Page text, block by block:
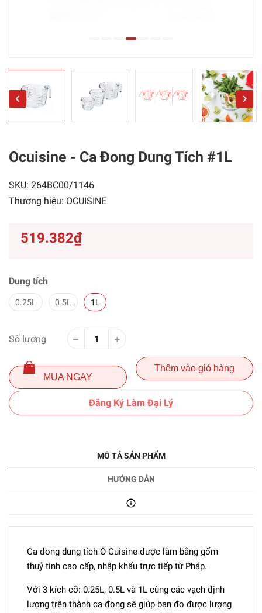
Ocuisine - Ca Đong Dung Tích #1L
SKU: 264BC00/1146
Thương hiệu: OCUISINE
519.382₫
Dung tích
0.25L 0.5L 1L
Số lượng
MUA NGAY
Thêm vào giỏ hàng
Đăng Ký Làm Đại Lý
MÔ TẢ SẢN PHẨM
HƯỚNG DẪN
Ca đong dung tích Ô-Cuisine được làm bằng gốm
thuỷ tinh cao cấp, nhập khẩu trực tiếp từ Pháp.
Với 3 kích cỡ: 0.25L, 0.5L và 1L cùng các vạch định
lượng trên thành ca đong sẽ giúp bạn đo được lượng